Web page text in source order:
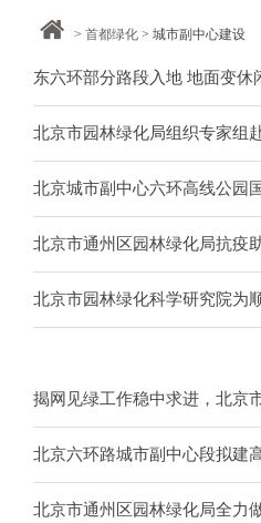
> 首都绿化> 城市副中心建设
东六环部分路段入地 地面变休
北京市园林绿化局组织专家组
北京城市副中心六环高线公园
北京市通州区园林绿化局抗疫
北京市园林绿化科学研究院为
揭网见绿工作稳中求进，北京
北京六环路城市副中心段拟建
北京市通州区园林绿化局全力